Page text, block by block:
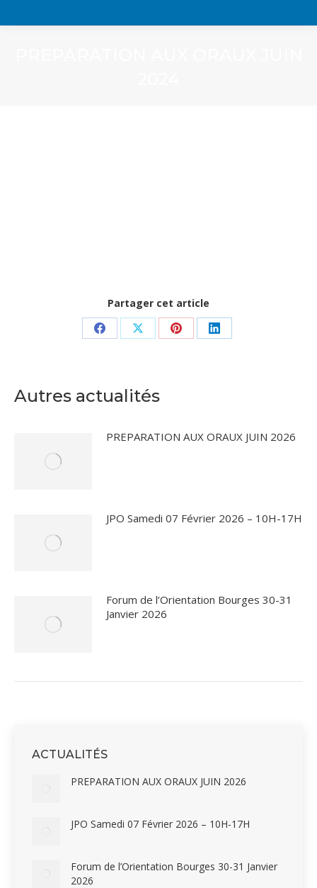
Partager cet article
PartagerPartagerPartagerPartager
Autres actualités
PREPARATION AUX ORAUX JUIN 2026
JPO Samedi 07 Février 2026 – 10H-17H
Forum de l’Orientation Bourges 30-31
Janvier 2026
ACTUALITÉS
PREPARATION AUX ORAUX JUIN 2026
JPO Samedi 07 Février 2026 – 10H-17H
Forum de l’Orientation Bourges 30-31 Janvier
2026